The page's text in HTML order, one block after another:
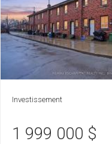
Investissement
1 999 000 $